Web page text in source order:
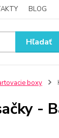
BLOG
Hľadať
boxy
-